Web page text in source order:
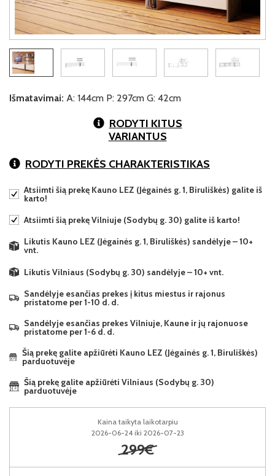
Išmatavimai: A: 144cm P: 297cm G: 42cm
RODYTI KITUS
VARIANTUS
RODYTI PREKĖS CHARAKTERISTIKAS
Atsiimti šią prekę Kauno LEZ (Jėgainės g. 1, Biruliškės) galite iš
karto!
Atsiimti šią prekę Vilniuje (Sodybų g. 30) galite iš karto!
Likutis Kauno LEZ (Jėgainės g. 1, Biruliškės) sandėlyje – 10+
vnt.
Likutis Vilniaus (Sodybų g. 30) sandėlyje – 10+ vnt.
Sandėlyje esančias prekes į kitus miestus ir rajonus
pristatome per 1-10 d. d.
Sandėlyje esančias prekes Vilniuje, Kaune ir jų rajonuose
pristatome per 1-6 d. d.
Šią prekę galite apžiūrėti Kauno LEZ (Jėgainės g. 1, Biruliškės)
parduotuvėje
Šią prekę galite apžiūrėti Vilniaus (Sodybų g. 30)
parduotuvėje
Kaina taikyta laikotarpiu
2026-06-24 iki 2026-07-23
299€